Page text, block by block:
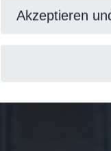
Akzeptieren